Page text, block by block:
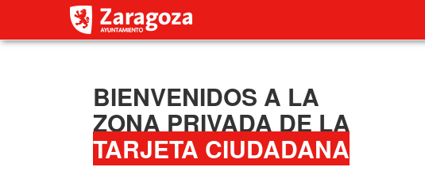
ZTC
BIENVENIDOS A LA
ZONA PRIVADA DE LA
TARJETA CIUDADANA